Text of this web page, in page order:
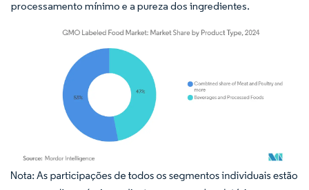
processamento mínimo e a pureza dos ingredientes.
Imagem © Mordor Intelligence. O reuso requer atribuição conforme CC BY 4.0.